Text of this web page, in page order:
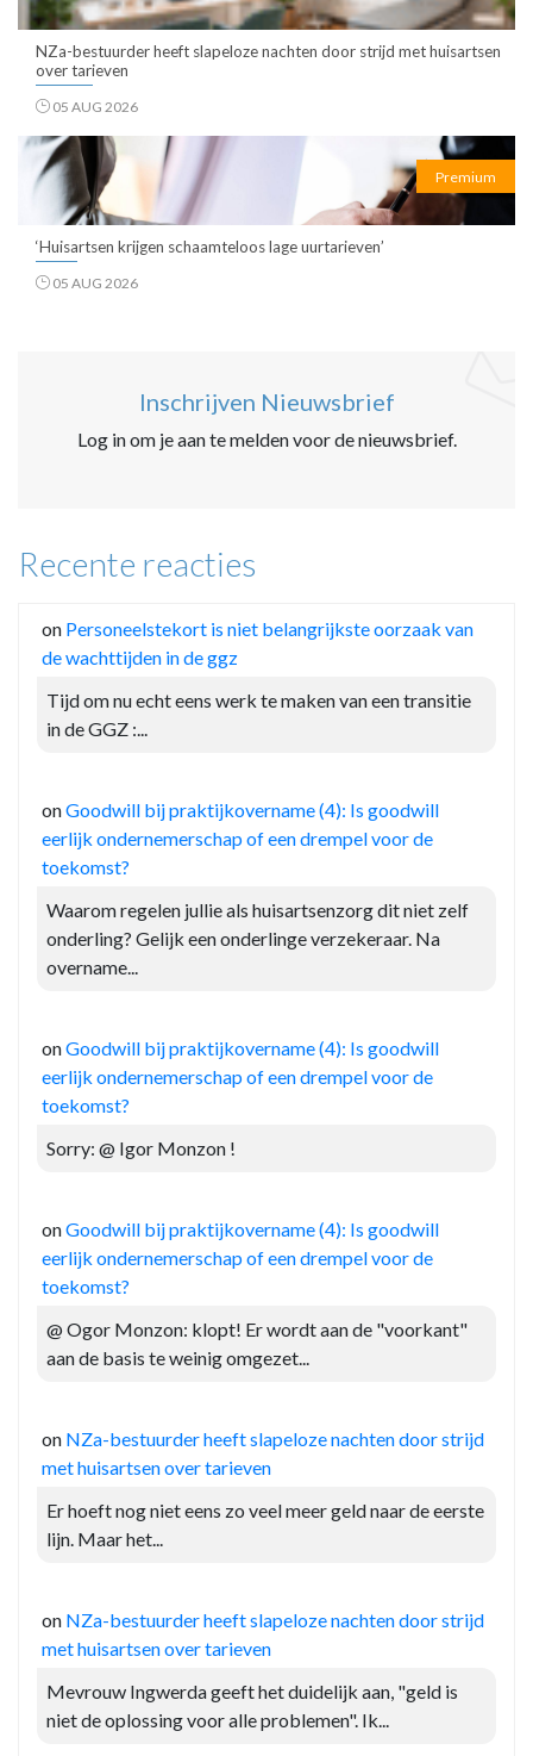
NZa-bestuurder heeft slapeloze nachten door strijd met huisartsen
over tarieven
05 AUG 2026
Premium
‘Huisartsen krijgen schaamteloos lage uurtarieven’
05 AUG 2026
Inschrijven Nieuwsbrief
Log in om je aan te melden voor de nieuwsbrief.
Recente reacties
on Personeelstekort is niet belangrijkste oorzaak van
de wachttijden in de ggz
Tijd om nu echt eens werk te maken van een transitie
in de GGZ :...
onGoodwill bij praktijkovername (4): Is goodwill
eerlijk ondernemerschap of een drempel voor de
toekomst?
Waarom regelen jullie als huisartsenzorg dit niet zelf
onderling? Gelijk een onderlinge verzekeraar. Na
overname...
onGoodwill bij praktijkovername (4): Is goodwill
eerlijk ondernemerschap of een drempel voor de
toekomst?
Sorry: @ Igor Monzon !
onGoodwill bij praktijkovername (4): Is goodwill
eerlijk ondernemerschap of een drempel voor de
toekomst?
@ Ogor Monzon: klopt! Er wordt aan de "voorkant"
aan de basis te weinig omgezet...
on NZa-bestuurder heeft slapeloze nachten door strijd
met huisartsen over tarieven
Er hoeft nog niet eens zo veel meer geld naar de eerste
lijn. Maar het...
on NZa-bestuurder heeft slapeloze nachten door strijd
met huisartsen over tarieven
Mevrouw Ingwerda geeft het duidelijk aan, "geld is
niet de oplossing voor alle problemen". Ik...